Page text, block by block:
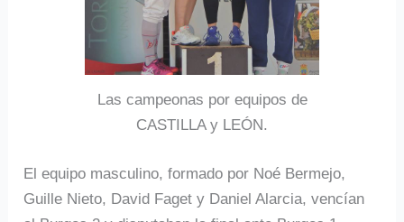
Las campeonas por equipos de
CASTILLA y LEÓN.
El equipo masculino, formado por Noé Bermejo,
Guille Nieto, David Faget y Daniel Alarcia, vencían